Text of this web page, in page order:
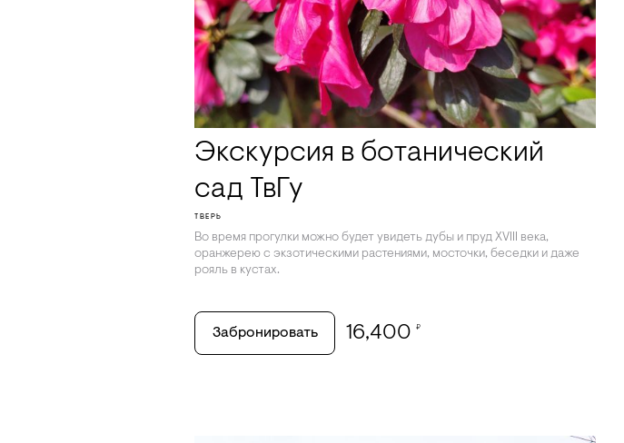
Экскурсия в ботанический
сад ТвГу
ТВЕРЬ
Во время прогулки можно будет увидеть дубы и пруд XVIII века,
оранжерею с экзотическими растениями, мосточки, беседки и даже
рояль в кустах.
Забронировать 16,400 ₽